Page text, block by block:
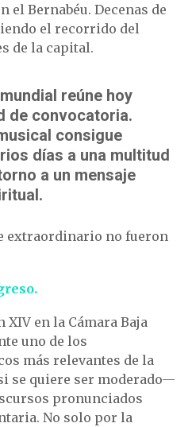
el Bernabéu. Decenas de
el recorrido del
de la capital.
reúne hoy
de convocatoria.
consigue
días a una multitud
a un mensaje
extraordinario no fueron
en la Cámara Baja
uno de los
más relevantes de la
se quiere ser moderado—
pronunciados
No solo por la